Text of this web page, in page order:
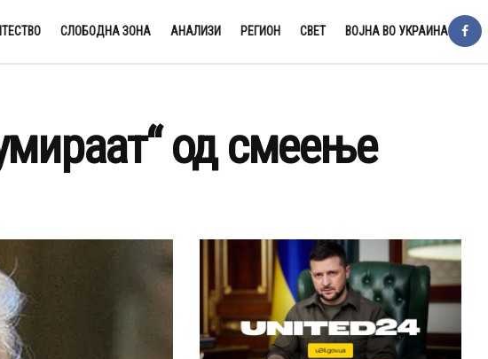
СЛОБОДНА ЗОНА АНАЛИЗИ РЕГИОН СВЕТ ВОЈНА ВО УКРАИНА
од смеење